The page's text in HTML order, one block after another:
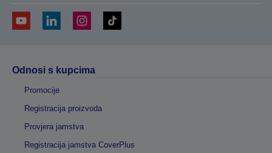
Odnosi s kupcima
Promocije
Registracija proizvoda
Provjera jamstva
Registracija jamstva CoverPlus